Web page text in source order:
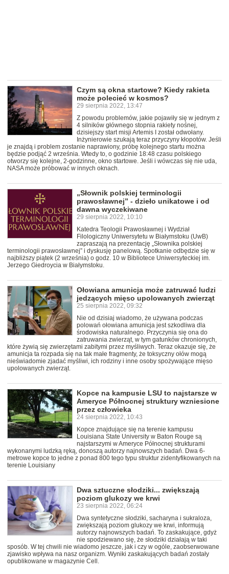
Czym są okna startowe? Kiedy rakieta
może polecieć w kosmos?
29 sierpnia 2022, 13:47
Z powodu problemów, jakie pojawiły się w jednym z
4 silników głównego stopnia rakiety nośnej,
dzisiejszy start misji Artemis I został odwołany.
Inżynierowie szukają teraz przyczyny kłopotów. Jeśli
je znajdą i problem zostanie naprawiony, próbę kolejnego startu można
będzie podjąć 2 września. Wtedy to, o godzinie 18:48 czasu polskiego
otworzy się kolejne, 2-godzinne, okno startowe. Jeśli i wówczas się nie uda,
NASA może próbować w innych oknach.
„Słownik polskiej terminologii
prawosławnej” - dzieło unikatowe i od
dawna wyczekiwane
29 sierpnia 2022, 10:10
Katedra Teologii Prawosławnej i Wydział
Filologiczny Uniwersytetu w Białymstoku (UwB)
zapraszają na prezentację „Słownika polskiej
terminologii prawosławnej” i dyskusję panelową. Spotkanie odbędzie się w
najbliższy piątek (2 września) o godz. 10 w Bibliotece Uniwersyteckiej im.
Jerzego Giedroycia w Białymstoku.
Ołowiana amunicja może zatruwać ludzi
jedzących mięso upolowanych zwierząt
25 sierpnia 2022, 09:32
Nie od dzisiaj wiadomo, że używana podczas
polowań ołowiana amunicja jest szkodliwa dla
środowiska naturalnego. Przyczynia się ona do
zatruwania zwierząt, w tym gatunków chronionych,
które żywią się zwierzętami zabitymi przez myśliwych. Teraz okazuje się, że
amunicja ta rozpada się na tak małe fragmenty, że toksyczny ołów mogą
nieświadomie zjadać myśliwi, ich rodziny i inne osoby spożywające mięso
upolowanych zwierząt.
Kopce na kampusie LSU to najstarsze w
Ameryce Północnej struktury wzniesione
przez człowieka
24 sierpnia 2022, 10:43
Kopce znajdujące się na terenie kampusu
Louisiana State University w Baton Rouge są
najstarszymi w Ameryce Północnej strukturami
wykonanymi ludzką ręką, donoszą autorzy najnowszych badań. Dwa 6-
metrowe kopce to jedne z ponad 800 tego typu struktur zidentyfikowanych na
terenie Louisiany
Dwa sztuczne słodziki... zwiększają
poziom glukozy we krwi
23 sierpnia 2022, 06:24
Dwa syntetyczne słodziki, sacharyna i sukraloza,
zwiększają poziom glukozy we krwi, informują
autorzy najnowszych badań. To zaskakujące, gdyż
nie spodziewano się, że słodziki działają w taki
sposób. W tej chwili nie wiadomo jeszcze, jak i czy w ogóle, zaobserwowane
zjawisko wpływa na nasz organizm. Wyniki zaskakujących badań zostały
opublikowane w magazynie Cell.